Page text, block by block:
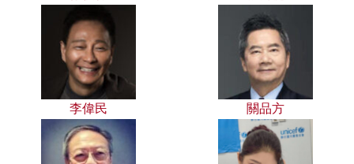
李偉民 關品方